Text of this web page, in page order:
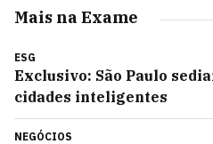
Mais na Exame
ESG
Exclusivo: São Paulo
cidades inteligentes
NEGÓCIOS